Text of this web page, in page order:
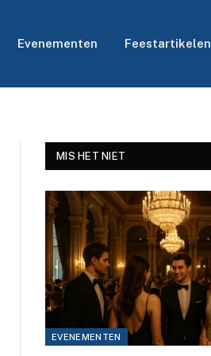
Evenementen Feestartikelen
MIS HET NIET
EVENEMENTEN